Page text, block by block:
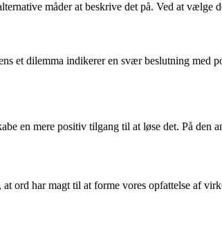
måder at beskrive det på. Ved at
et dilemma indikerer en svær beslutning med
en mere positiv tilgang til at løse det. På
ord har magt til at forme vores opfattelse af